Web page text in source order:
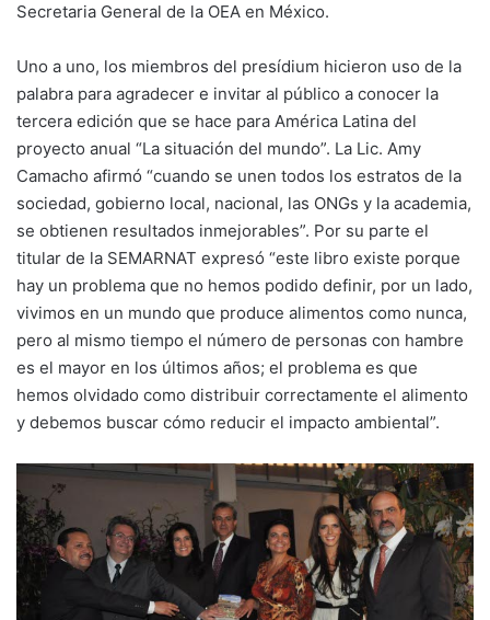
Secretaria General de la OEA en México.
Uno a uno, los miembros del presídium hicieron uso de la
palabra para agradecer e invitar al público a conocer la
tercera edición que se hace para América Latina del
proyecto anual “La situación del mundo”. La Lic. Amy
Camacho afirmó “cuando se unen todos los estratos de la
sociedad, gobierno local, nacional, las ONGs y la academia,
se obtienen resultados inmejorables”. Por su parte el
titular de la SEMARNAT expresó “este libro existe porque
hay un problema que no hemos podido definir, por un lado,
vivimos en un mundo que produce alimentos como nunca,
pero al mismo tiempo el número de personas con hambre
es el mayor en los últimos años; el problema es que
hemos olvidado como distribuir correctamente el alimento
y debemos buscar cómo reducir el impacto ambiental”.